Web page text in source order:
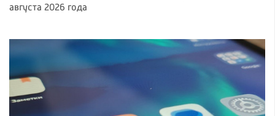
августа 2026 года